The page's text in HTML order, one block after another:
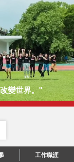
工作職涯
變世界。"